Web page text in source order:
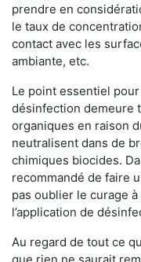
prendre en
le taux de
contact avec les
ambiante, etc.
Le point essentiel pour
désinfection demeure
organiques en raison
neutralisent dans de
chimiques biocides.
recommandé de faire
pas oublier le curage
l’application de
Au regard de tout ce